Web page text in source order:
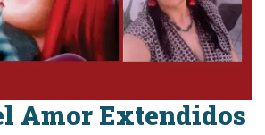
Amor Extendidos